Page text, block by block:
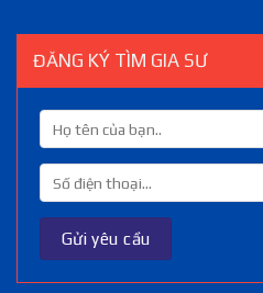
ĐĂNG KÝ TÌM GIA SƯ